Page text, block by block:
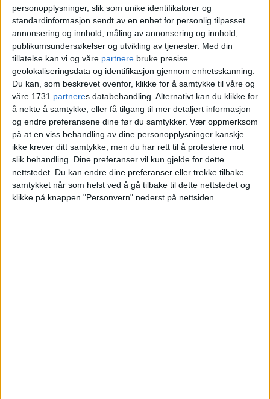
personopplysninger, slik som unike identifikatorer og
standardinformasjon sendt av en enhet for personlig tilpasset
annonsering og innhold, måling av annonsering og innhold,
publikumsundersøkelser og utvikling av tjenester. Med din
tillatelse kan vi og våre partnere bruke presise
geolokaliseringsdata og identifikasjon gjennom enhetsskanning.
Du kan, som beskrevet ovenfor, klikke for å samtykke til våre og
våre 1731 partneres databehandling. Alternativt kan du klikke for
å nekte å samtykke, eller få tilgang til mer detaljert informasjon
og endre preferansene dine før du samtykker. Vær oppmerksom
på at en viss behandling av dine personopplysninger kanskje
ikke krever ditt samtykke, men du har rett til å protestere mot
slik behandling. Dine preferanser vil kun gjelde for dette
nettstedet. Du kan endre dine preferanser eller trekke tilbake
samtykket når som helst ved å gå tilbake til dette nettstedet og
klikke på knappen "Personvern" nederst på nettsiden.
Dette er BU-vedtaket: «Bydelsutvalget ber
om at Bydel St. Hanshaugen skal være en
aktiv pådriver for lokal medvirkning i
spørsmål om bruk og utvikling av
Veterinærhøgskoleområdet og for at det
legges til rette for midlertidig bruk allerede
våren 2022.»